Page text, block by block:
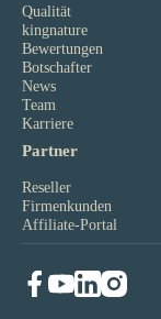
Qualität
kingnature
Bewertungen
Botschafter
News
Team
Karriere
Partner
Reseller
Firmenkunden
Affiliate-Portal